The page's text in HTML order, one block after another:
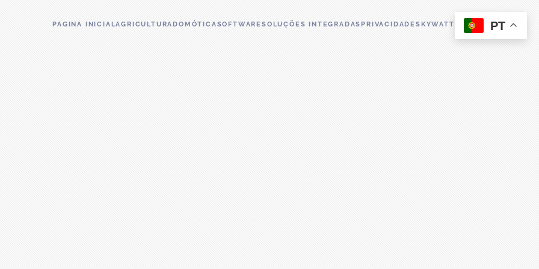
PT
PAGINA INICIALAGRICULTURADOMÓTICASOFTWARESOLUÇÕES INTEGRADASPRIVACIDADE SKYWATT SKYCLIMA